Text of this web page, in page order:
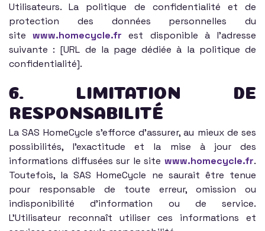
Utilisateurs. La politique de confidentialité et de
protection des données personnelles du
sitewww.homecycle.fr est disponible à l'adresse
suivante : [URL de la page dédiée à la politique de
confidentialité].
6. LIMITATION DE
RESPONSABILITÉ
La SAS HomeCycle s'efforce d'assurer, au mieux de ses
possibilités, l'exactitude et la mise à jour des
informations diffusées sur le site www.homecycle.fr.
Toutefois, la SAS HomeCycle ne saurait être tenue
pour responsable de toute erreur, omission ou
indisponibilité d'information ou de service.
L'Utilisateur reconnaît utiliser ces informations et